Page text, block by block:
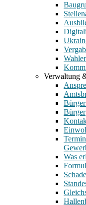
Verwaltung
Was